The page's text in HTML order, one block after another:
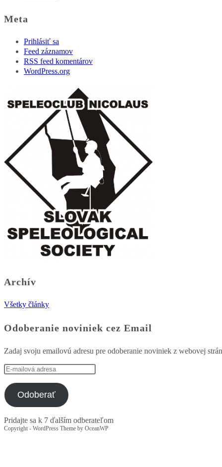
Meta
Prihlásiť sa
Feed záznamov
RSS feed komentárov
WordPress.org
Archív
Všetky články
Odoberanie noviniek cez Email
Zadaj svoju emailovú adresu pre odoberanie noviniek z webovej
E-
adresa
Odoberať
Pridajte sa k 7 ďalším odberateľom
Copyright - WordPress Theme by OceanWP